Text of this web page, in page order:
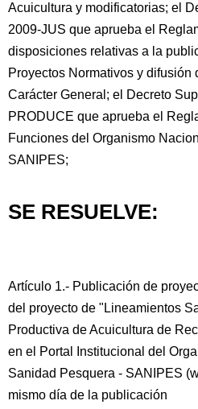
Acuicultura y modificatorias; el
2009-JUS que aprueba el
disposiciones relativas a la
Proyectos Normativos y difusión
Carácter General; el Decreto
PRODUCE que aprueba el
Funciones del Organismo
SANIPES;
SE RESUELVE:
Artículo 1.- Publicación de
del proyecto de "Lineamientos
Productiva de Acuicultura de
en el Portal Institucional del
Sanidad Pesquera - SANIPES
mismo día de la publicación